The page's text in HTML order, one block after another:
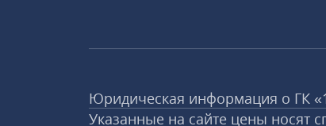
Юридическая информация о ГК
Указанные на сайте цены носят